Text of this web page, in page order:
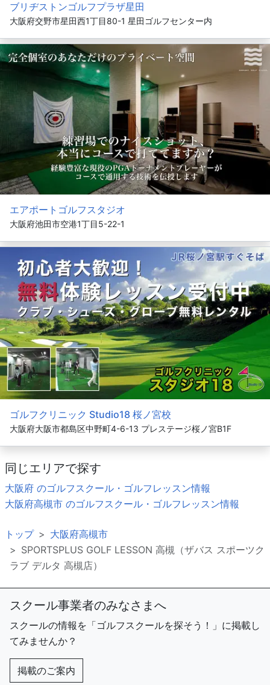
ブリヂストンゴルフプラザ星田
大阪府交野市星田西1丁目80-1 星田ゴルフセンター内
エアポートゴルフスタジオ
大阪府池田市空港1丁目5-22-1
ゴルフクリニック Studio18 桜ノ宮校
大阪府大阪市都島区中野町4-6-13 プレステージ桜ノ宮B1F
同じエリアで探す
大阪府 のゴルフスクール・ゴルフレッスン情報
大阪府高槻市 のゴルフスクール・ゴルフレッスン情報
トップ
大阪府高槻市
SPORTSPLUS GOLF LESSON 高槻（ザバス スポーツク
ラブ デルタ 高槻店）
スクール事業者のみなさまへ
スクールの情報を「ゴルフスクールを探そう！」に掲載し
てみませんか？
掲載のご案内